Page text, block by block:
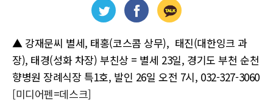
▲ 강재문씨 별세, 태홍(코스콤 상무), 태진(대한잉크 과
장), 태경(성화 차장) 부친상 = 별세 23일, 경기도 부천 순천
향병원 장례식장 특1호, 발인 26일 오전 7시, 032-327-3060
[미디어펜=데스크]